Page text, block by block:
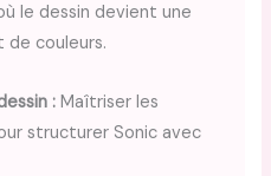
le dessin devient une
couleurs.
: Maîtriser les
structurer Sonic avec